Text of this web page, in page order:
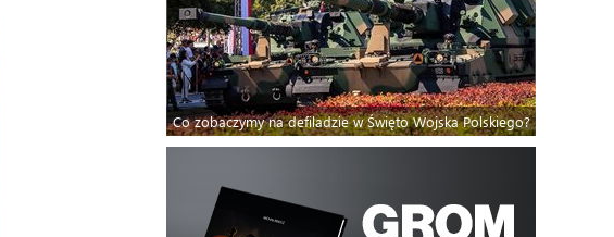
Co zobaczymy na defiladzie w Święto Wojska Polskiego?